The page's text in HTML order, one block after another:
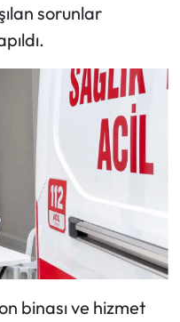
sorunlar
binası ve hizmet